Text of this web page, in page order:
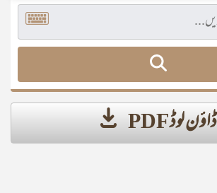
ڈاؤن لوڈ PDF